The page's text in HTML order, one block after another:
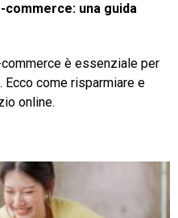
commerce: una guida
è essenziale per
Ecco come risparmiare e
online.